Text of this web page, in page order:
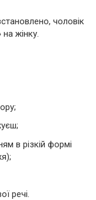
чоловік
жінку.
в різкій формі
речі.